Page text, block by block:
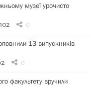
музеї урочисто
0
13 випускників
0
факультету вручили